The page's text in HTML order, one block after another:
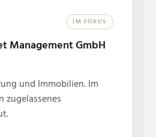
IM FOKUS
Management GmbH
und Immobilien. Im
zugelassenes